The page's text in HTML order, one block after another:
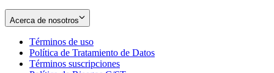
Acerca de nosotros
Términos de uso
in
new
Política de Tratamiento de Datos
Términos suscripciones